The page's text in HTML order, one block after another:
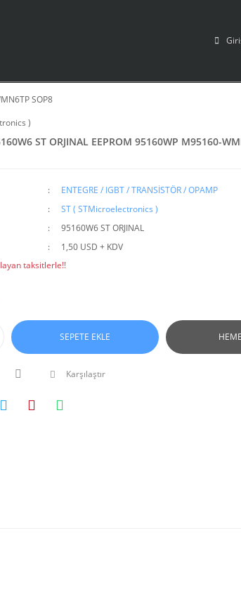
SOP8
)
ST ORJINAL EEPROM 95160WP M95160-
ENTEGRE / IGBT / TRANSİSTÖR / OPAMP
ST ( STMicroelectronics )
95160W6 ST ORJINAL
1,50 USD + KDV
taksitlerle!!
SEPETE EKLE
Karşılaştır